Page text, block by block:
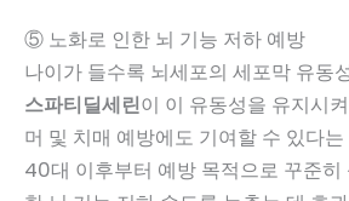
⑤ 노화로 인한 뇌 기능 저하 예방
나이가 들수록 뇌세포의 세포막 유동
스파티딜세린이 이 유동성을 유지시
머 및 치매 예방에도 기여할 수 있다
40대 이후부터 예방 목적으로 꾸준히